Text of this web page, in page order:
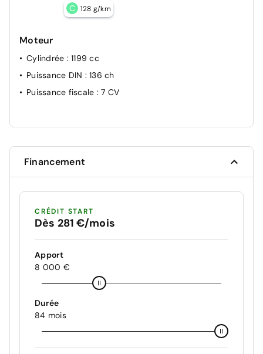
C 128 g/km
Moteur
Cylindrée : 1199 cc
Puissance DIN : 136 ch
Puissance fiscale : 7 CV
Financement
CRÉDIT START
Dès 281 €/mois
Apport
8 000 €
Durée
84 mois